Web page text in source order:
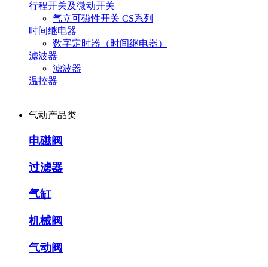
行程开关及微动开关
气立可磁性开关 CS系列
时间继电器
数字定时器（时间继电器）
滤波器
滤波器
温控器
气动产品类
电磁阀
过滤器
气缸
机械阀
气动阀